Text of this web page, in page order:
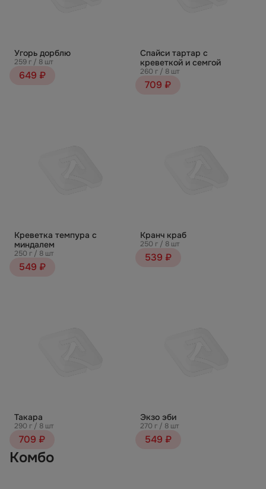
Угорь дорблю
259 г / 8 шт
649 ₽
Спайси тартар с
креветкой и семгой
260 г / 8 шт
709 ₽
Креветка темпура с
миндалем
250 г / 8 шт
549 ₽
Кранч краб
250 г / 8 шт
539 ₽
Такара
290 г / 8 шт
709 ₽
Экзо эби
270 г / 8 шт
549 ₽
Комбо